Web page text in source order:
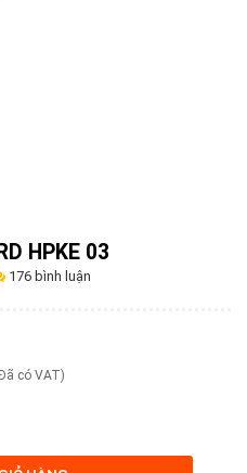
HPKE 03
176 bình luận
có VAT)